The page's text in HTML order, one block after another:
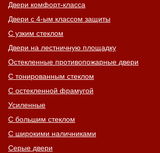
Двери комфорт-класса
Двери с 4-ым классом защиты
С узким стеклом
Двери на лестничную площадку
Остекленные противопожарные двери
С тонированным стеклом
С остекленной фрамугой
Усиленные
С большим стеклом
С широкими наличниками
Серые двери